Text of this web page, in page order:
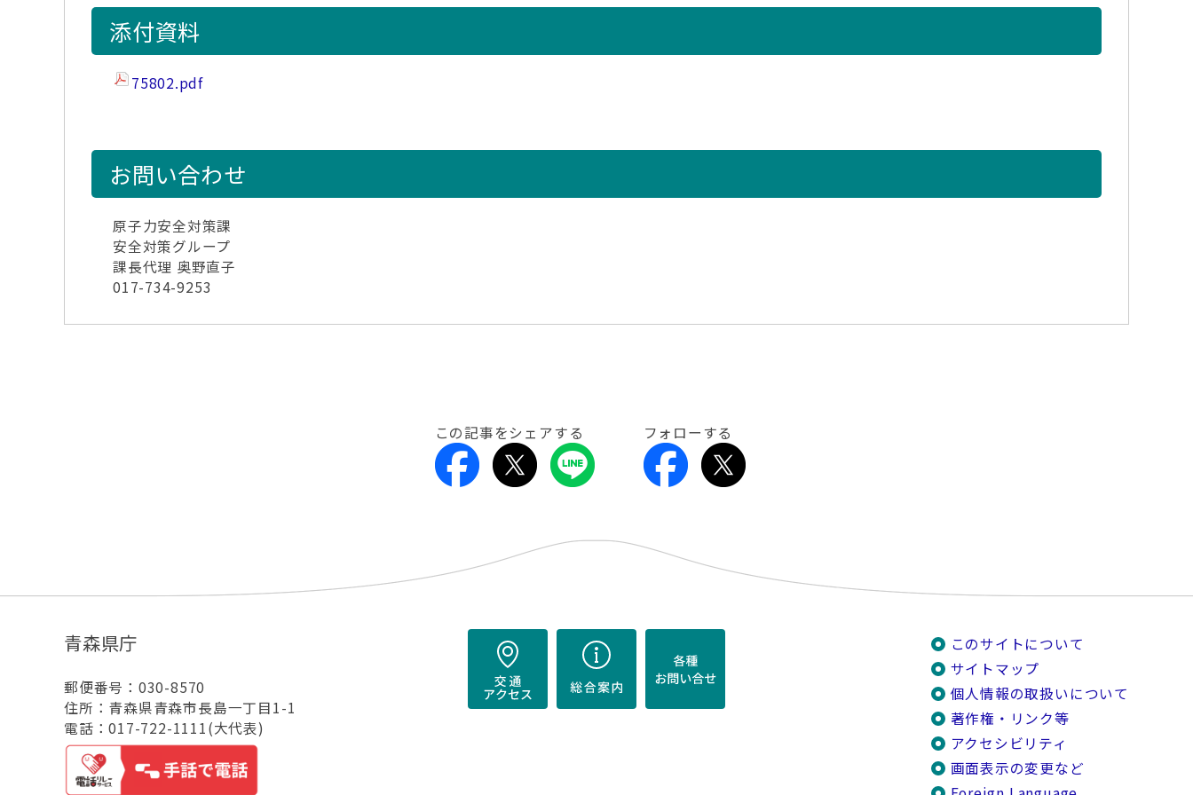
添付資料
75802.pdf
お問い合わせ
原子力安全対策課
安全対策グループ
課長代理 奥野直子
017-734-9253
この記事をシェアする フォローする
青森県庁
郵便番号：030-8570
住所：青森県青森市長島一丁目1-1
電話：017-722-1111(大代表)
このサイトについて
サイトマップ
個人情報の取扱いについて
著作権・リンク等
アクセシビリティ
画面表示の変更など